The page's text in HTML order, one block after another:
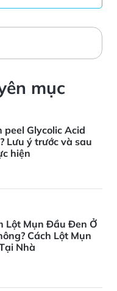
mục
peel Glycolic Acid
Lưu ý trước và sau
hiện
Lột Mụn Đầu Đen Ở
Cách Lột Mụn
Nhà